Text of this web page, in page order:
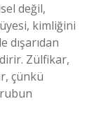
değil,
kimliğini
dışarıdan
Zülfikar,
çünkü